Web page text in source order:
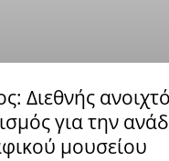
Διεθνής
για την
μουσείου